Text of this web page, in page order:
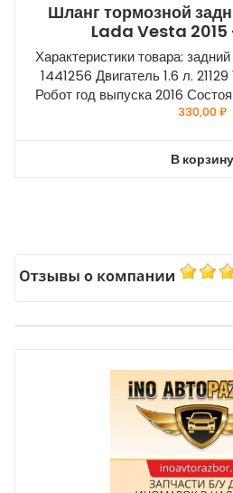
Шланг тормозной
Lada Vesta 2015
Характеристики товара:
1441256 Двигатель 1.6 л.
Робот год выпуска 2016
330,00₽
В корзину